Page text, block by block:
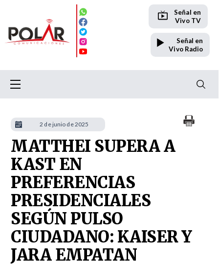
Señal en
Vivo TV
Señal en
Vivo Radio
MATTHEI SUPERA A
KAST EN
PREFERENCIAS
PRESIDENCIALES
SEGÚN PULSO
CIUDADANO: KAISER Y
JARA EMPATAN
2 de junio de 2025